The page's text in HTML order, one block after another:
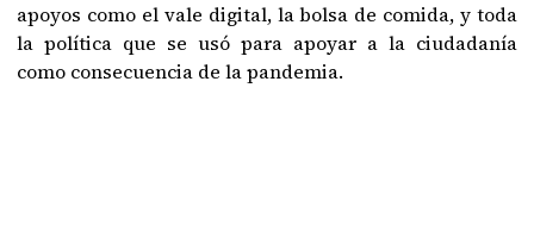
apoyos como el vale digital, la bolsa de comida, y toda
la política que se usó para apoyar a la ciudadanía
como consecuencia de la pandemia.